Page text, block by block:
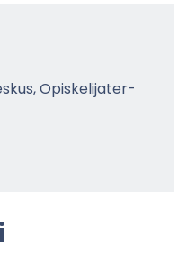
Opis­ke­li­ja­ter­